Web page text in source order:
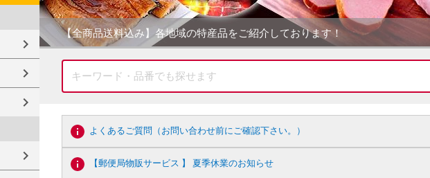
【全商品送料込み】各地域の特産品をご紹介しております！
よくあるご質問（お問い合わせ前にご確認下さい。）
【郵便局物販サービス 】 夏季休業のお知らせ